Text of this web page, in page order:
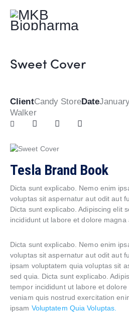
Sweet Cover
ClientCandy StoreDate
Walker
Tesla Brand Book
Dicta sunt explicabo. Nemo enim
voluptas sit aspernatur aut odit aut
Dicta sunt explicabo. Adipiscing elit
incididunt ut labore et dolore magna
Dicta sunt explicabo. Nemo enim
voluptas sit aspernatur aut odit aut
ipsam voluptatem quia voluptas sit
sed quia. Dicta sunt explicabo.
tempor incididunt ut labore et
veniam quis nostrud exercitation
ipsam Voluptatem Quia Voluptas.